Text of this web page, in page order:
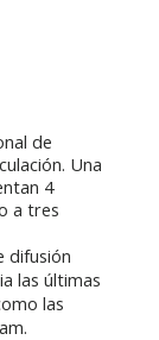
de
Una
4
a tres
difusión
las últimas
las